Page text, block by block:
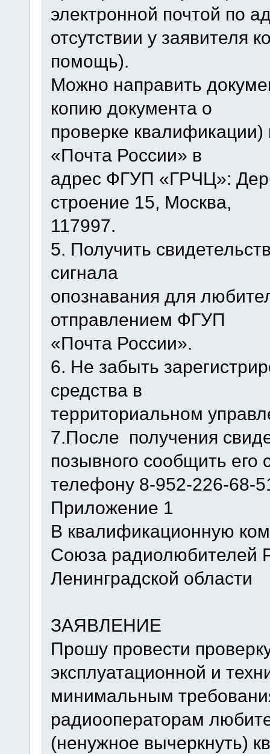
электронной почтой по
отсутствии у заявителя
помощь).
Можно направить
копию документа о
проверке
«Почта России» в
адрес ФГУП «ГРЧЦ»:
строение 15, Москва,
117997.
5. Получить
сигнала
опознавания для
отправлением ФГУП
«Почта России».
6. Не забыть
средства в
территориальном
7.После получения
позывного сообщить
телефону 8-952-226-68-
Приложение 1
В квалификационную
Союза радиолюбителей
Ленинградской области
ЗАЯВЛЕНИЕ
Прошу провести
эксплуатационной и
минимальным
радиооператорам
(ненужное вычеркнуть)